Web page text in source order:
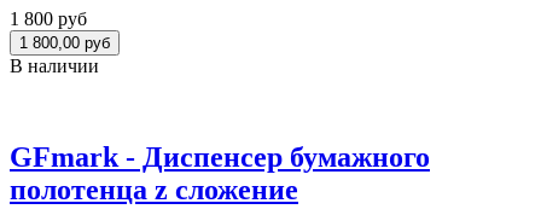
1 800 руб
В наличии
GFmark - Диспенсер бумажного
полотенца z сложение